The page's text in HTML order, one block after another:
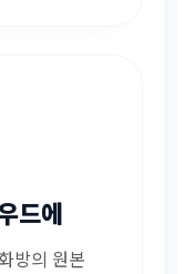
드에
방의 원본